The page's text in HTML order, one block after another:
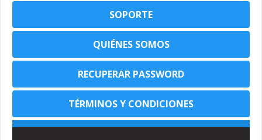
SOPORTE
QUIÉNES SOMOS
RECUPERAR PASSWORD
TÉRMINOS Y CONDICIONES